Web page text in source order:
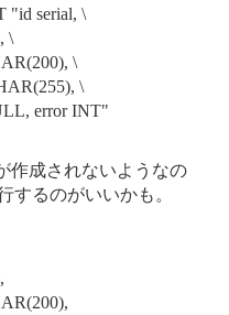
"id serial, \
\
\
\
error INT"
作成されないようなの
するのがいいかも。